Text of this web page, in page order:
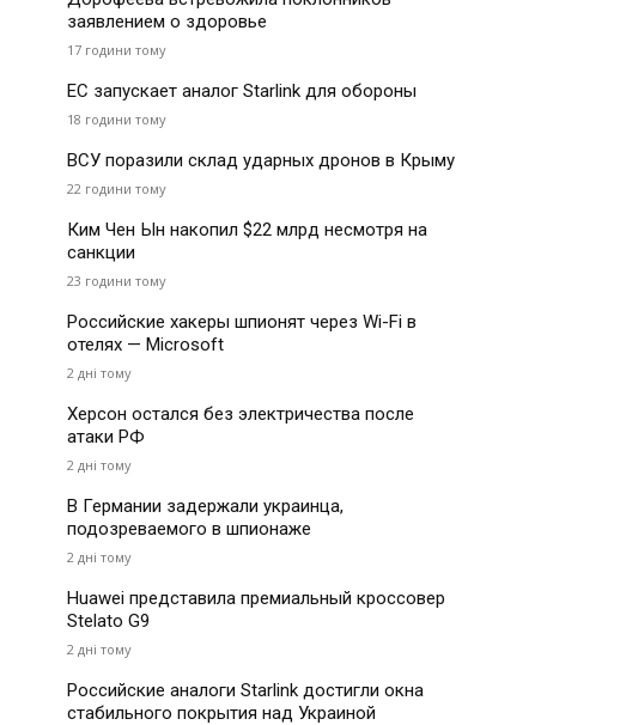
заявлением о здоровье
17 години тому
ЕС запускает аналог Starlink для обороны
18 години тому
ВСУ поразили склад ударных дронов в Крыму
22 години тому
Ким Чен Ын накопил $22 млрд несмотря на
санкции
23 години тому
Российские хакеры шпионят через Wi-Fi в
отелях — Microsoft
2 дні тому
Херсон остался без электричества после
атаки РФ
2 дні тому
В Германии задержали украинца,
подозреваемого в шпионаже
2 дні тому
Huawei представила премиальный кроссовер
Stelato G9
2 дні тому
Российские аналоги Starlink достигли окна
стабильного покрытия над Украиной